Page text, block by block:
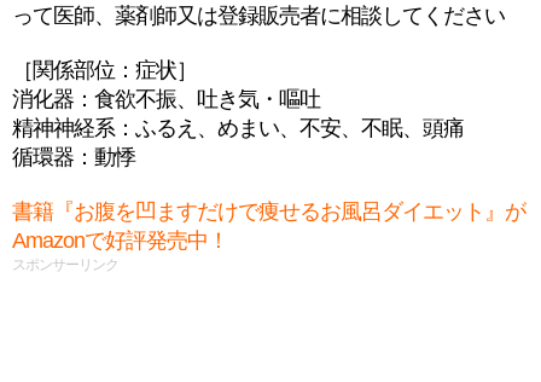
って医師、薬剤師又は登録販売者に相談してください
［関係部位：症状］
消化器：食欲不振、吐き気・嘔吐
精神神経系：ふるえ、めまい、不安、不眠、頭痛
循環器：動悸
書籍『お腹を凹ますだけで痩せるお風呂ダイエット』が
Amazonで好評発売中！
スポンサーリンク